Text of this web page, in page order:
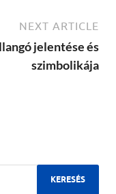
NEXT ARTICLE
jelentése és
szimbolikája